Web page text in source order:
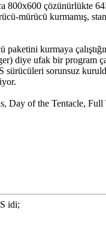
800x600 çözünürlükte
mürücü kurmamış,
kurmaya
diye ufak bir program
sorunsuz
Day of the Tentacle,
idi;